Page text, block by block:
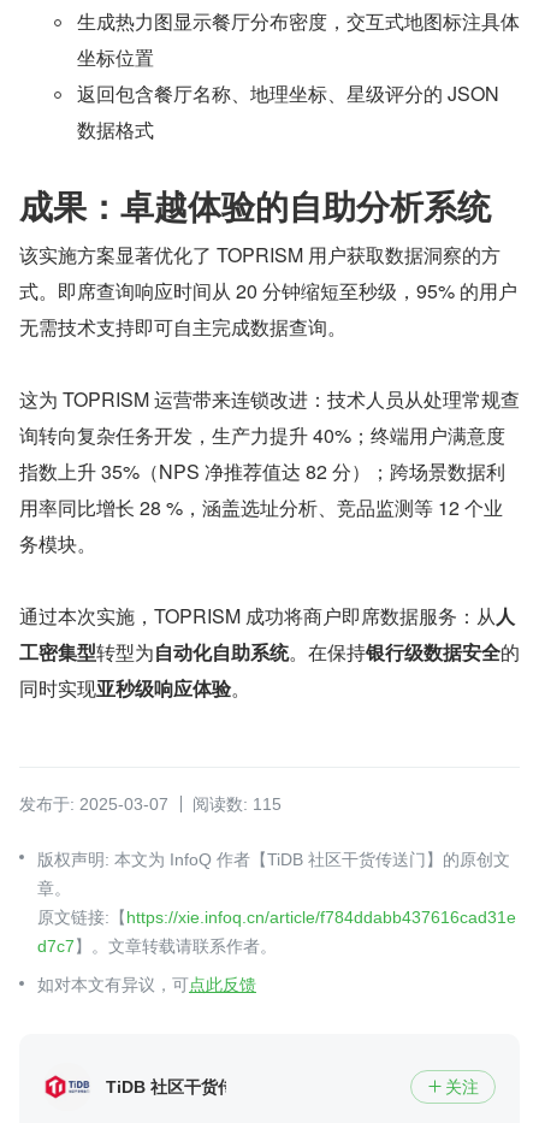
生成热力图显示餐厅分布密度，交互式地图标注具体
坐标位置
返回包含餐厅名称、地理坐标、星级评分的 JSON
数据格式
成果：卓越体验的自助分析系统
该实施方案显著优化了 TOPRISM 用户获取数据洞察的方
式。即席查询响应时间从 20 分钟缩短至秒级，95% 的用户
无需技术支持即可自主完成数据查询。
这为 TOPRISM 运营带来连锁改进：技术人员从处理常规查
询转向复杂任务开发，生产力提升 40%；终端用户满意度
指数上升 35%（NPS 净推荐值达 82 分）；跨场景数据利
用率同比增长 28 %，涵盖选址分析、竞品监测等 12 个业
务模块。
通过本次实施，TOPRISM 成功将商户即席数据服务：从人
工密集型​转型为自动化自助系统​。在保持银行级数据安全​的
同时实现亚秒级响应体验​。
发布于: 2025-03-07 阅读数: 115
版权声明: 本文为 InfoQ 作者【TiDB 社区干货传送门】的原创文
章。
原文链接:【https://xie.infoq.cn/article/f784ddabb437616cad31e
d7c7】。文章转载请联系作者。
如对本文有异议，可点此反馈
TiDB 社区干货传送门  关注